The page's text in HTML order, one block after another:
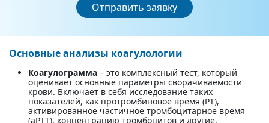
Отправить заявку
Основные анализы коагулологии
Коагулограмма – это комплексный тест, который
оценивает основные параметры сворачиваемости
крови. Включает в себя исследование таких
показателей, как протромбиновое время (PT),
активированное частичное тромбоцитарное время
(aPTT), концентрацию тромбоцитов и другие.